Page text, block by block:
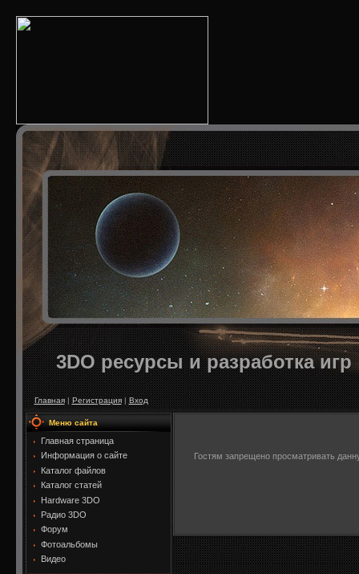
3DO ресурсы и разработка игр
Главная|Регистрация|Вход
Меню сайта
Главная страница
Информация о сайте
Каталог файлов
Каталог статей
Hardware 3DO
Радио 3DO
Форум
Фотоальбомы
Видео
Гостям запрещено просматривать